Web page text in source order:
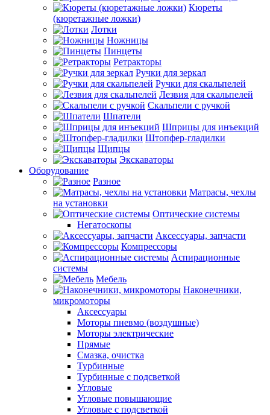
Кюреты
(кюретажные ложки)
Лотки
Ножницы
Пинцеты
Ретракторы
Ручки для зеркал
Ручки для скальпелей
Лезвия для скальпелей
Скальпели с ручкой
Шпатели
Шприцы для инъекций
Штопфер-гладилки
Щипцы
Экскаваторы
Оборудование
Разное
Матрасы, чехлы
на установки
Оптические системы
Негатоскопы
Аксессуары, запчасти
Компрессоры
Аспирационные
системы
Мебель
Наконечники,
микромоторы
Аксессуары
Моторы пневмо (воздушные)
Моторы электрические
Прямые
Смазка, очистка
Турбинные
Турбинные с подсветкой
Угловые
Угловые повышающие
Угловые с подсветкой